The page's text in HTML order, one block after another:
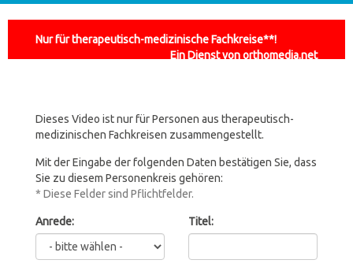
Nur für therapeutisch-medizinische Fachkreise**!
Ein Dienst von orthomedia.net
Dieses Video ist nur für Personen aus therapeutisch-
medizinischen Fachkreisen zusammengestellt.
Mit der Eingabe der folgenden Daten bestätigen Sie, dass
Sie zu diesem Personenkreis gehören:
* Diese Felder sind Pflichtfelder.
Anrede: Titel: